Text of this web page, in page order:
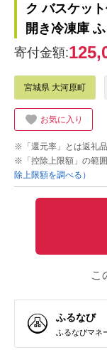
ク バスケッ
開き冷凍庫
寄付金額:
宮城県 大河原町
お気に入り
※「還元率」とは返礼
※「控除上限額」の範
除上限額を調べる）
こ
ふるなび
ふるなびマネ